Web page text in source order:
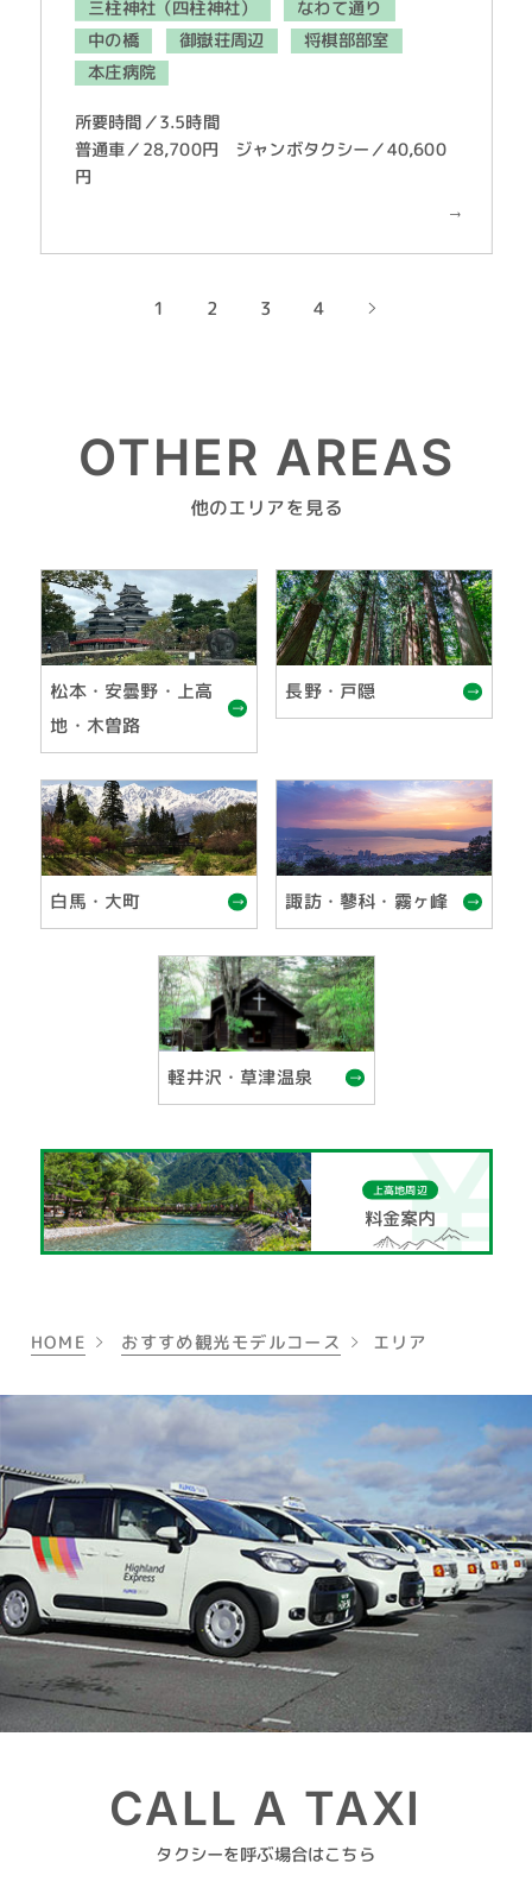
三柱神社（四柱神社） なわて通り
中の橋 御嶽荘周辺 将棋部部室
本庄病院
所要時間／3.5時間
普通車／28,700円 ジャンボタクシー／40,600
円
1 2 3 4
他のエリアを見る
OTHER AREAS
松本・安曇野・上高
地・木曽路
長野・戸隠
白馬・大町 諏訪・蓼科・霧ヶ峰
軽井沢・草津温泉
上高地周辺
料金案内
HOME おすすめ観光モデルコース エリア
タクシーを呼ぶ場合はこちら
CALL A TAXI